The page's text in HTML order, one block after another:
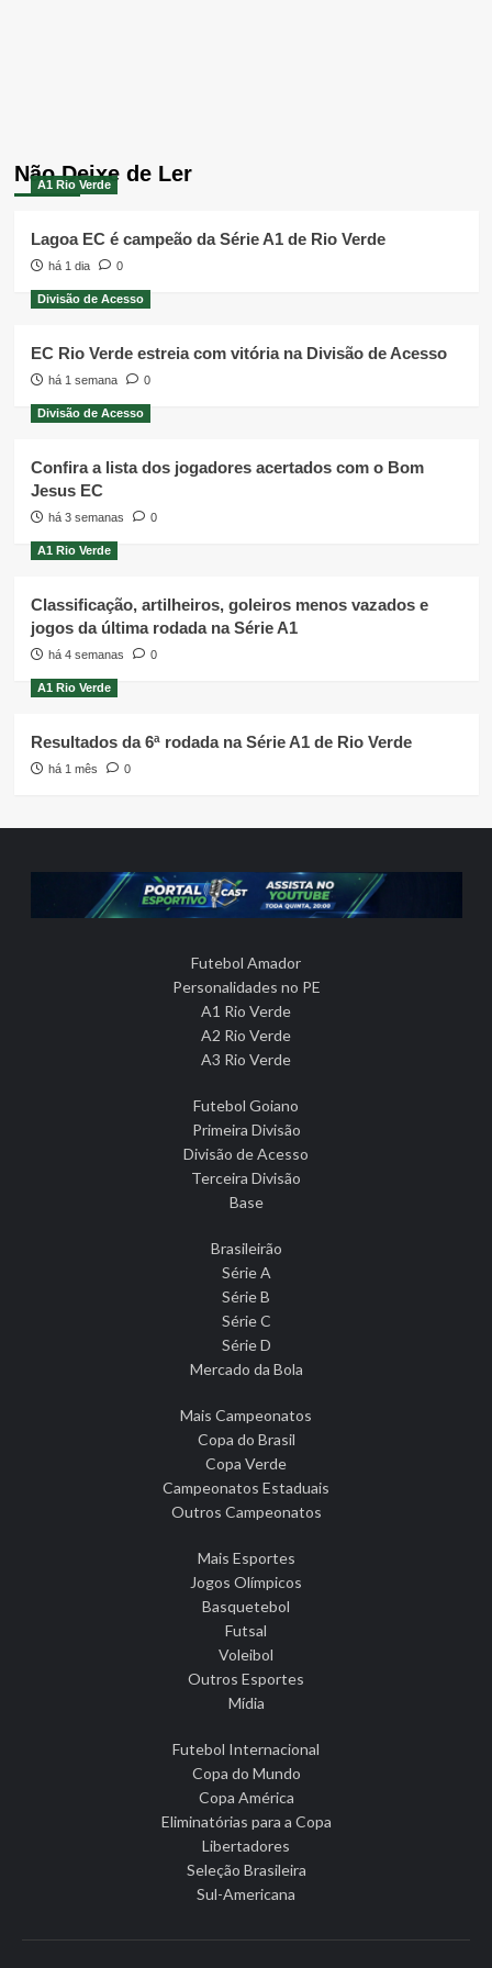
Não Deixe de Ler
A1 Rio Verde
Lagoa EC é campeão da Série A1 de Rio Verde
há 1 dia 0
Divisão de Acesso
EC Rio Verde estreia com vitória na Divisão de Acesso
há 1 semana 0
Divisão de Acesso
Confira a lista dos jogadores acertados com o Bom
Jesus EC
há 3 semanas 0
A1 Rio Verde
Classificação, artilheiros, goleiros menos vazados e
jogos da última rodada na Série A1
há 4 semanas 0
A1 Rio Verde
Resultados da 6ª rodada na Série A1 de Rio Verde
há 1 mês 0
Futebol Amador
Personalidades no PE
A1 Rio Verde
A2 Rio Verde
A3 Rio Verde
Futebol Goiano
Primeira Divisão
Divisão de Acesso
Terceira Divisão
Base
Brasileirão
Série A
Série B
Série C
Série D
Mercado da Bola
Mais Campeonatos
Copa do Brasil
Copa Verde
Campeonatos Estaduais
Outros Campeonatos
Mais Esportes
Jogos Olímpicos
Basquetebol
Futsal
Voleibol
Outros Esportes
Mídia
Futebol Internacional
Copa do Mundo
Copa América
Eliminatórias para a Copa
Libertadores
Seleção Brasileira
Sul-Americana